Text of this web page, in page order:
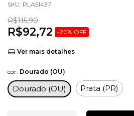
SKU: PLA51437
R$115,90
R$92,72 -20% OFF
Ver mais detalhes
cor: Dourado (OU)
Dourado (OU) Prata (PR)